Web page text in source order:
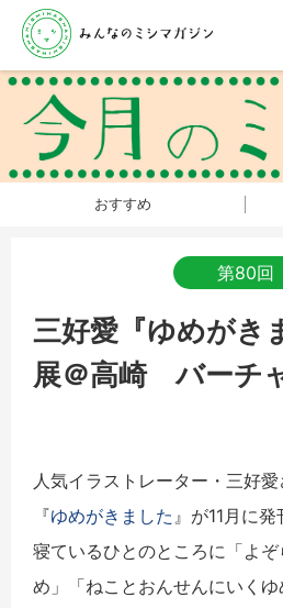
おすすめ
第80回
三好愛『ゆめがき
展＠高崎 バーチ
人気イラストレーター・三好
『ゆめがきました 』が11月に発
寝ているひとのところに「よ
め」「ねことおんせんにいく